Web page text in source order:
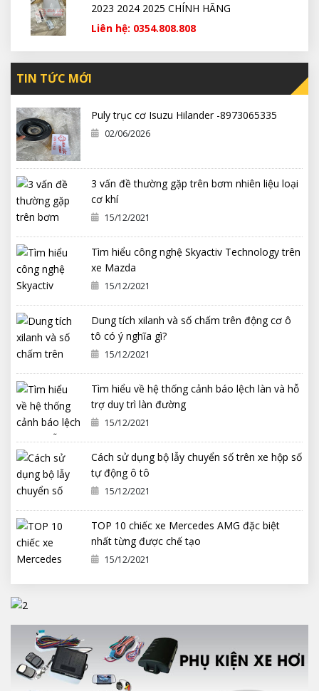
2023 2024 2025 CHÍNH HÃNG
Liên hệ: 0354.808.808
TIN TỨC MỚI
Puly trục cơ Isuzu Hilander -8973065335
02/06/2026
3 vấn đề thường gặp trên bơm nhiên liệu loại
cơ khí
15/12/2021
Tìm hiểu công nghệ Skyactiv Technology trên
xe Mazda
15/12/2021
Dung tích xilanh và số chấm trên động cơ ô
tô có ý nghĩa gì?
15/12/2021
Tìm hiểu về hệ thống cảnh báo lệch làn và hỗ
trợ duy trì làn đường
15/12/2021
Cách sử dụng bộ lẫy chuyển số trên xe hộp số
tự động ô tô
15/12/2021
TOP 10 chiếc xe Mercedes AMG đặc biệt
nhất từng được chế tạo
15/12/2021